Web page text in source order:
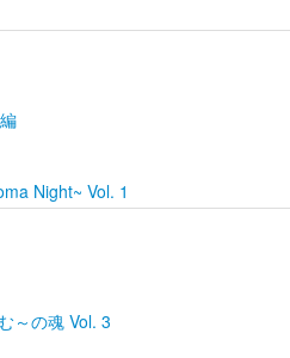
Night~ Vol. 1
～の魂 Vol. 3